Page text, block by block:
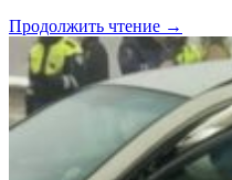
Продолжить чтение →